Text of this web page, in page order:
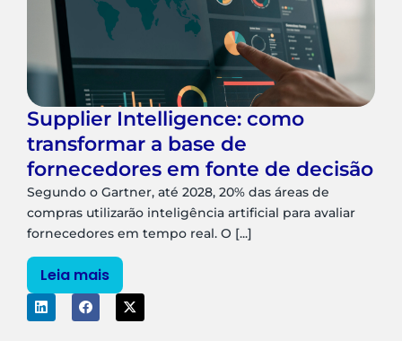
Supplier Intelligence: como
transformar a base de
fornecedores em fonte de decisão
Segundo o Gartner, até 2028, 20% das áreas de
compras utilizarão inteligência artificial para avaliar
fornecedores em tempo real. O [...]
Leia mais